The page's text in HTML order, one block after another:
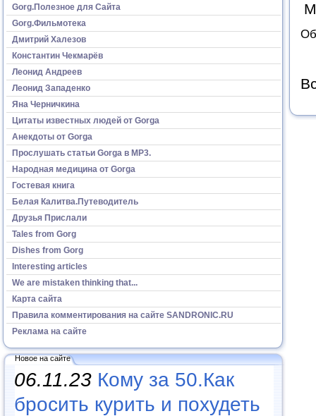
Gorg.Полезное для Сайта
Gorg.Фильмотека
Дмитрий Халезов
Константин Чекмарёв
Леонид Андреев
Леонид Западенко
Яна Черничкина
Цитаты известных людей от Gorga
Анекдоты от Gorga
Прослушать статьи Gorga в МР3.
Народная медицина от Gorga
Гостевая книга
Белая Калитва.Путеводитель
Друзья Прислали
Tales from Gorg
Dishes from Gorg
Interesting articles
We are mistaken thinking that...
Карта сайта
Правила комментирования на сайте SANDRONIC.RU
Реклама на сайте
Новое на сайте
06.11.23 Кому за 50.Как
бросить курить и похудеть